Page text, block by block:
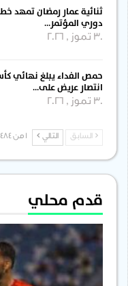
ثنائية عمار رمضان تمهد
دوري المؤتمر…
30 تموز , 2026
حمص الفداء يبلغ نهائي
انتصار عريض على…
30 تموز , 2026
السابق التالي
قدم محلي